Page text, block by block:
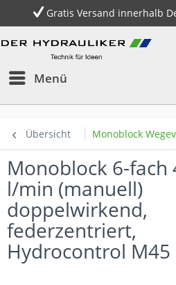
Gratis Versand innerhalb
Menü
Übersicht Monoblock
Monoblock 6-fach
l/min (manuell)
doppelwirkend,
federzentriert,
Hydrocontrol M45